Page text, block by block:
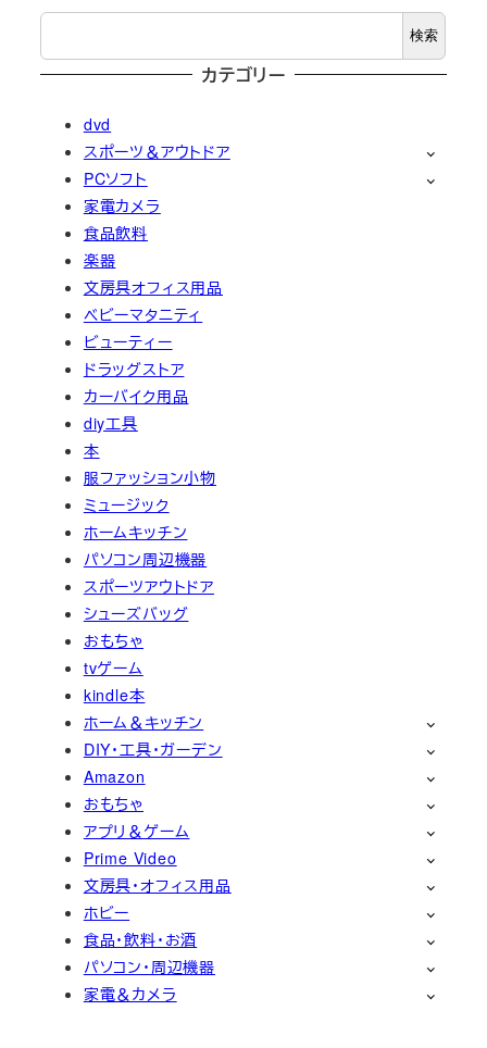
検索
カテゴリー
dvd
スポーツ＆アウトドア
PCソフト
家電カメラ
食品飲料
楽器
文房具オフィス用品
ベビーマタニティ
ビューティー
ドラッグストア
カーバイク用品
diy工具
本
服ファッション小物
ミュージック
ホームキッチン
パソコン周辺機器
スポーツアウトドア
シューズバッグ
おもちゃ
tvゲーム
kindle本
ホーム＆キッチン
DIY・工具・ガーデン
Amazon
おもちゃ
アプリ＆ゲーム
Prime Video
文房具・オフィス用品
ホビー
食品・飲料・お酒
パソコン・周辺機器
家電＆カメラ